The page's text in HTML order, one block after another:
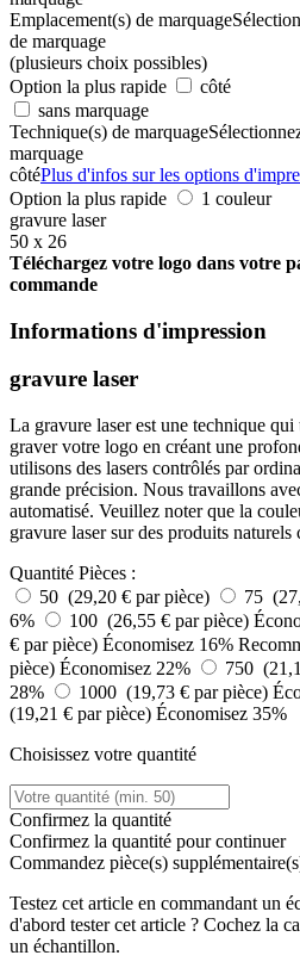
Emplacement(s) de marquage
de marquage
(plusieurs choix possibles)
Option la plus rapide
côté
sans marquage
Technique(s) de marquage
marquage
côtéPlus d'infos sur les options
Option la plus rapide
1 couleur
gravure laser
50 x 26
Téléchargez votre logo dans votre
commande
Informations d'impression
gravure laser
La gravure laser est une technique
graver votre logo en créant une
utilisons des lasers contrôlés par
grande précision. Nous travaillons
automatisé. Veuillez noter que la
gravure laser sur des produits naturels
Quantité Pièces :
50 (29,20 € par pièce)
75
6%
100 (26,55 € par pièce)
€ par pièce) Économisez 16%
pièce) Économisez 22% 750
28%
1000 (19,73 € par pièce)
(19,21 € par pièce) Économisez 35%
Choisissez votre quantité
Confirmez la quantité
Confirmez la quantité pour continuer
Commandez pièce(s)
Testez cet article en commandant un
d'abord tester cet article ? Cochez la
un échantillon.